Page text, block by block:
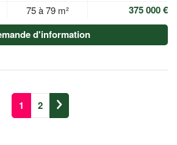
75 à 79 m²
375 000 €
d'information
1 2